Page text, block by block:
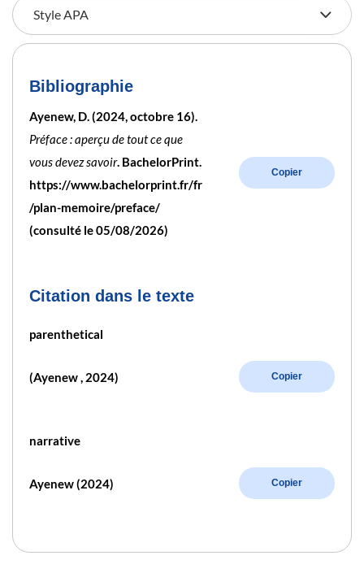
Bibliographie
Ayenew, D. (2024, octobre 16).
Préface : aperçu de tout ce que
vous devez savoir. BachelorPrint.
https://www.bachelorprint.fr/fr
/plan-memoire/preface/
(consulté le 05/08/2026)
Copier
Citation dans le texte
parenthetical
(Ayenew , 2024) Copier
narrative
Ayenew (2024) Copier